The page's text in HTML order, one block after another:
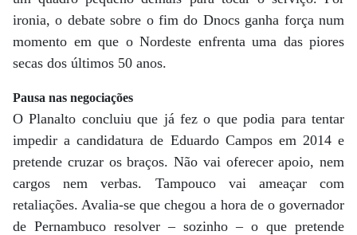
ironia, o debate sobre o fim do Dnocs ganha força num
momento em que o Nordeste enfrenta uma das piores
secas dos últimos 50 anos.
Pausa nas negociações
O Planalto concluiu que já fez o que podia para tentar
impedir a candidatura de Eduardo Campos em 2014 e
pretende cruzar os braços. Não vai oferecer apoio, nem
cargos nem verbas. Tampouco vai ameaçar com
retaliações. Avalia-se que chegou a hora de o governador
de Pernambuco resolver – sozinho – o que pretende